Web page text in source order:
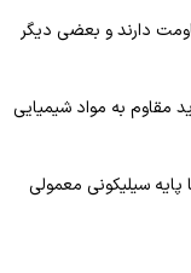
دارند و بعضی دیگر
مقاوم به مواد شیمیایی
سیلیکونی معمولی